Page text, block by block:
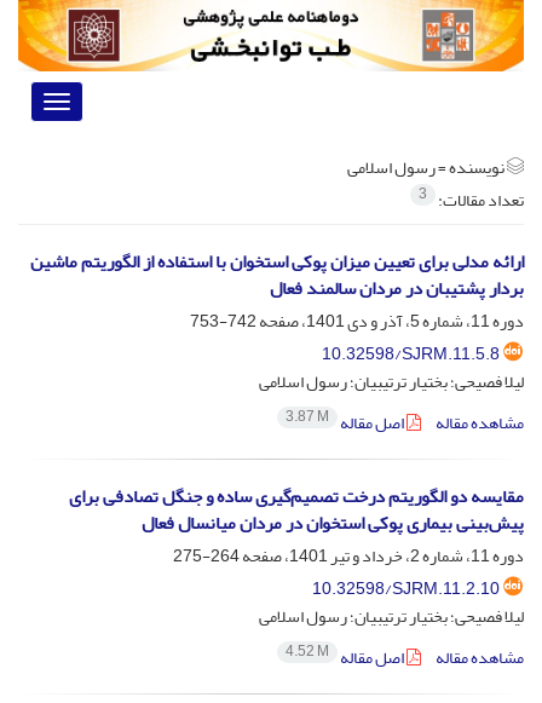
Toggle
نویسنده =رسول اسلامی
تعداد مقالات: 3
ارائه مدلی برای تعیین میزان پوکی استخوان با استفاده از الگوریتم ماشین
‌بردار پشتیبان در مردان سالمند فعال
دوره 11، شماره 5، آذر و دی 1401، صفحه
742-753
10.32598/SJRM.11.5.8
لیلا فصیحی؛ بختیار ترتیبیان؛ رسول اسلامی
مشاهده مقاله
اصل مقاله 3.87 M
مقایسه دو الگوریتم درخت تصمیم‌گیری ساده و جنگل تصادفی برای
پیش‌بینی بیماری پوکی استخوان در مردان میانسال فعال
دوره 11، شماره 2، خرداد و تیر 1401، صفحه
264-275
10.32598/SJRM.11.2.10
لیلا فصیحی؛ بختیار ترتیبیان؛ رسول اسلامی
مشاهده مقاله
اصل مقاله 4.52 M